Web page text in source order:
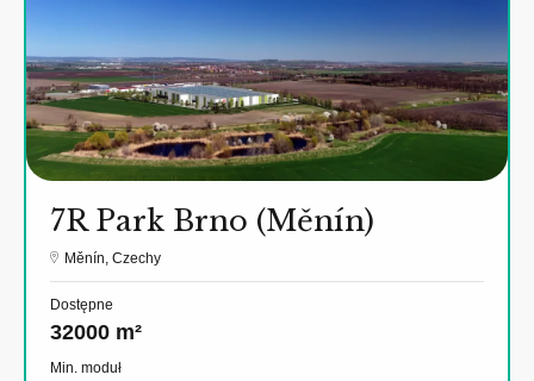
7R Park Brno (Měnín)
Měnín, Czechy
Dostępne
32000 m²
Min. moduł